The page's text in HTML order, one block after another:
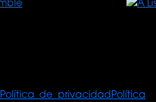
Política de privacidadPolítica